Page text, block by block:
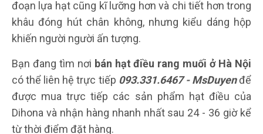
đoạn lựa hạt cũng kĩ lưỡng hơn và chi tiết hơn trong
khâu đóng hút chân không, nhưng kiểu dáng hộp
khiến người người ấn tượng.
Bạn đang tìm nơi bán hạt điều rang muối ở Hà Nội
có thể liên hệ trực tiếp 093.331.6467 - MsDuyenđể
được mua trực tiếp các sản phẩm hạt điều của
Dihona và nhận hàng nhanh nhất sau 24 - 36 giờ kể
từ thời điểm đặt hàng.